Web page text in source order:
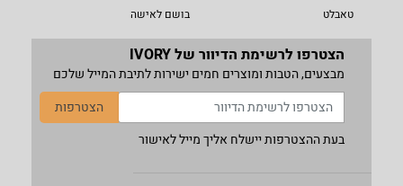
טאבלט
בושם לאישה
הצטרפו לרשימת הדיוור של IVORY
מבצעים, הטבות ומוצרים חמים ישירות לתיבת המייל שלכם
הצטרפות
בעת ההצטרפות יישלח אליך מייל לאישור